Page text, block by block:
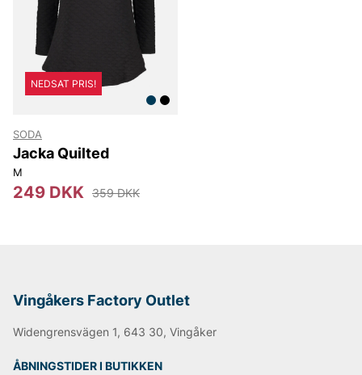
NEDSAT PRIS!
SODA
Jacka Quilted
M
249 DKK 359 DKK
Vingåkers Factory Outlet
Widengrensvägen 1, 643 30, Vingåker
ÅBNINGSTIDER I BUTIKKEN